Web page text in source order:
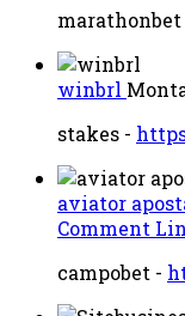
marathonbet
winbrl
stakes -
aviator
Comment
campobet -